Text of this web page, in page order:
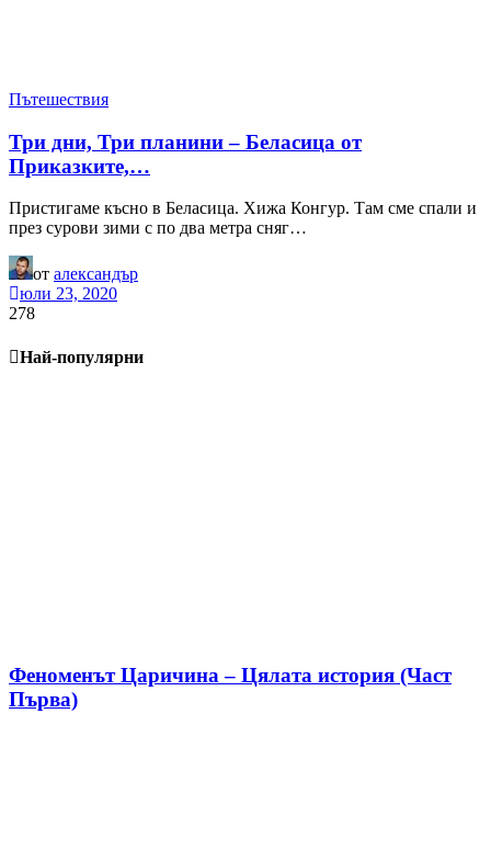
Пътешествия
Три дни, Три планини – Беласица от
Приказките,…
Пристигаме късно в Беласица. Хижа Конгур. Там сме спали и
през сурови зими с по два метра сняг…
от александър
юли 23, 2020
278
Най-популярни
Феноменът Царичина – Цялата история (Част
Първа)